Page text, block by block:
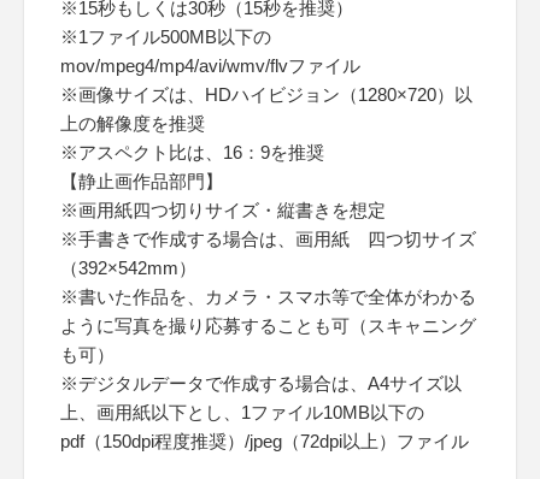
※15秒もしくは30秒（15秒を推奨）
※1ファイル500MB以下の
mov/mpeg4/mp4/avi/wmv/flvファイル
※画像サイズは、HDハイビジョン（1280×720）以
上の解像度を推奨
※アスペクト比は、16：9を推奨
【静止画作品部門】
※画用紙四つ切りサイズ・縦書きを想定
※手書きで作成する場合は、画用紙 四つ切サイズ
（392×542mm）
※書いた作品を、カメラ・スマホ等で全体がわかる
ように写真を撮り応募することも可（スキャニング
も可）
※デジタルデータで作成する場合は、A4サイズ以
上、画用紙以下とし、1ファイル10MB以下の
pdf（150dpi程度推奨）/jpeg（72dpi以上）ファイル